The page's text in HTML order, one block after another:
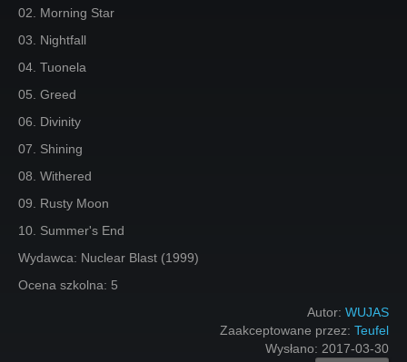
02. Morning Star
03. Nightfall
04. Tuonela
05. Greed
06. Divinity
07. Shining
08. Withered
09. Rusty Moon
10. Summer's End
Wydawca: Nuclear Blast (1999)
Ocena szkolna: 5
Autor: WUJAS
Zaakceptowane przez: Teufel
Wysłano: 2017-03-30